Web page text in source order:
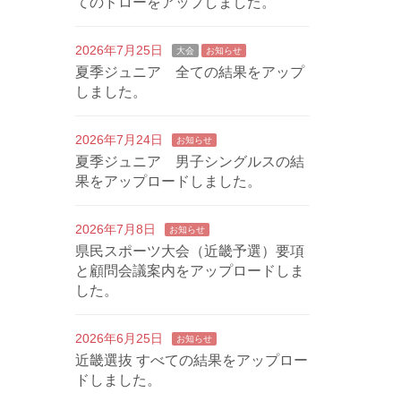
2026年7月25日 大会 お知らせ
夏季ジュニア 全ての結果をアップ
しました。
2026年7月24日 お知らせ
夏季ジュニア 男子シングルスの結
果をアップロードしました。
2026年7月8日 お知らせ
県民スポーツ大会（近畿予選）要項
と顧問会議案内をアップロードしま
した。
2026年6月25日 お知らせ
近畿選抜 すべての結果をアップロー
ドしました。